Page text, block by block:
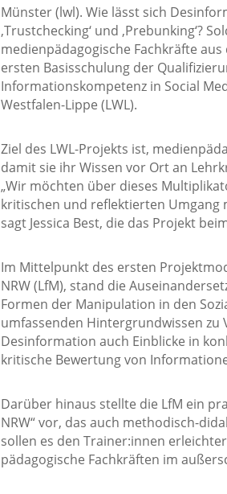
Münster (lwl). Wie lässt sich
‚Trustchecking‘ und ‚Prebunking‘?
medienpädagogische Fachkräfte
ersten Basisschulung der
Informationskompetenz in Social
Westfalen-Lippe (LWL).
Ziel des LWL-Projekts ist,
damit sie ihr Wissen vor Ort an
„Wir möchten über dieses
kritischen und reflektierten Umgang
sagt Jessica Best, die das Projekt
Im Mittelpunkt des ersten
NRW (LfM), stand die
Formen der Manipulation in den
umfassenden Hintergrundwissen
Desinformation auch Einblicke in
kritische Bewertung von
Darüber hinaus stellte die LfM ein
NRW“ vor, das auch methodisch-
sollen es den Trainer:innen
pädagogische Fachkräften im